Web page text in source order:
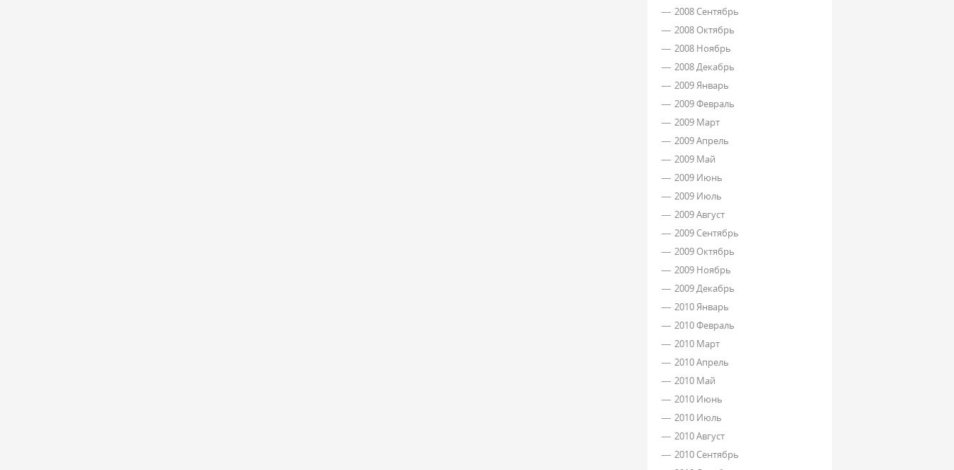
2008 Сентябрь
2008 Октябрь
2008 Ноябрь
2008 Декабрь
2009 Январь
2009 Февраль
2009 Март
2009 Апрель
2009 Май
2009 Июнь
2009 Июль
2009 Август
2009 Сентябрь
2009 Октябрь
2009 Ноябрь
2009 Декабрь
2010 Январь
2010 Февраль
2010 Март
2010 Апрель
2010 Май
2010 Июнь
2010 Июль
2010 Август
2010 Сентябрь